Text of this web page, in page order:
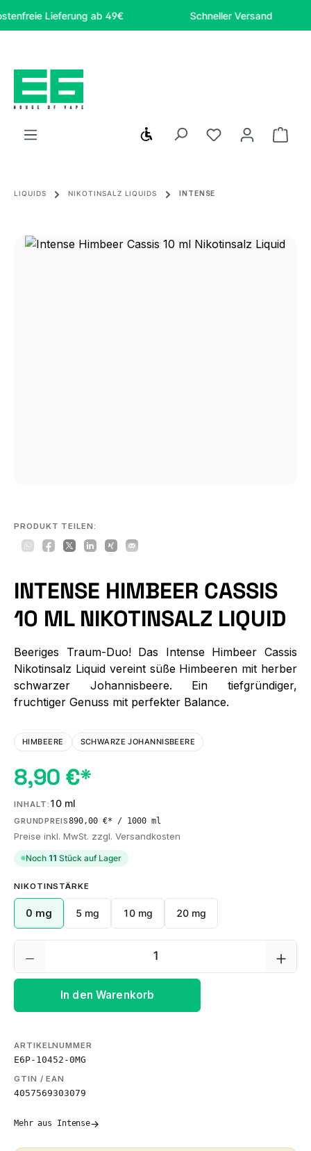
Zum Hauptinhalt springen
Lieferung ab 49€ Schneller Versand
Werkzeugleiste anzeigen
Du hast 0
LIQUIDS NIKOTINSALZ LIQUIDS INTENSE
Bildergalerie überspringen
PRODUKT TEILEN:
INTENSE HIMBEER CASSIS
10 ML NIKOTINSALZ LIQUID
Beeriges Traum-Duo! Das Intense Himbeer Cassis
Nikotinsalz Liquid vereint süße Himbeeren mit herber
schwarzer Johannisbeere. Ein tiefgründiger,
fruchtiger Genuss mit perfekter Balance.
HIMBEERE SCHWARZE JOHANNISBEERE
8,90 €*
INHALT: 10 ml
GRUNDPREIS890,00 €* / 1000 ml
Preise inkl. MwSt. zzgl. Versandkosten
Noch 11 Stück auf Lager
NIKOTINSTÄRKE
0 mg 5 mg 10 mg 20 mg
Produkt Anzahl: Gib den
In den Warenkorb
ARTIKELNUMMER
E6P-10452-0MG
GTIN / EAN
4057569303079
Mehr aus Intense→